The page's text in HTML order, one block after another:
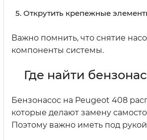
Открутить крепежные
Важно помнить, что снятие
компоненты системы.
Где найти
Бензонасос на Peugeot 408
которые делают замену
Поэтому важно иметь под